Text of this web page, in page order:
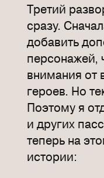
Третий
сразу.
добавить
персонажей,
внимания от
героев. Но
Поэтому я
и других
теперь на
истории: